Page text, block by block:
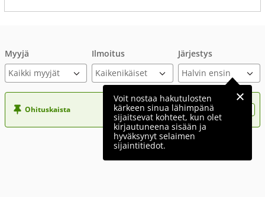
Myyjä
Kaikki myyjät
Ilmoitus Järjestys
Voit nostaa hakutulosten
kärkeen sinua lähimpänä
sijaitsevat kohteet, kun olet
kirjautuneena sisään ja
hyväksynyt selaimen
sijaintitiedot.
Ohituskaista Nosta ilmoituksesi tähän?